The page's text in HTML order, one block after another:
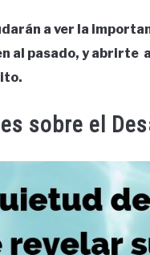
a ver la
al pasado, y abrirte
sobre el